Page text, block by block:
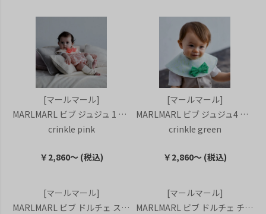
[マールマール]
MARLMARL ビブ ジュジュ 1 クリンクル ピンク
crinkle pink
￥2,860～ (税込)
[マールマール]
MARLMARL ビブ ジュジュ4 クリンクル グリーン
crinkle green
￥2,860～ (税込)
[マールマール]
MARLMARL ビブ ドルチェ ストライプ×ブルータイ
[マールマール]
MARLMARL ビブ ドルチェ チェック×ネイビータイ